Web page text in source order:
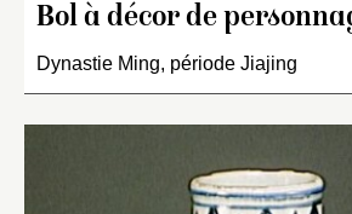
Bol à décor de
Dynastie Ming, période Jiajing